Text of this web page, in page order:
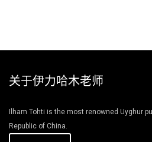
关于伊力哈木老师
Ilham Tohti is the most renowned Uyghur
Republic of China.